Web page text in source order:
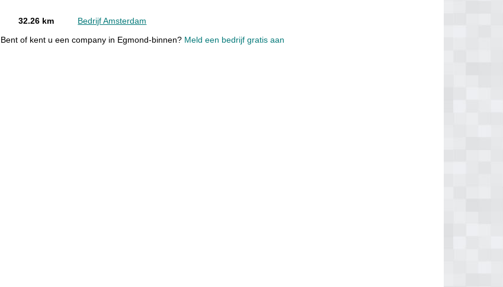
32.26 km Bedrijf Amsterdam
Bent of kent u een company in Egmond-binnen? Meld een bedrijf gratis aan